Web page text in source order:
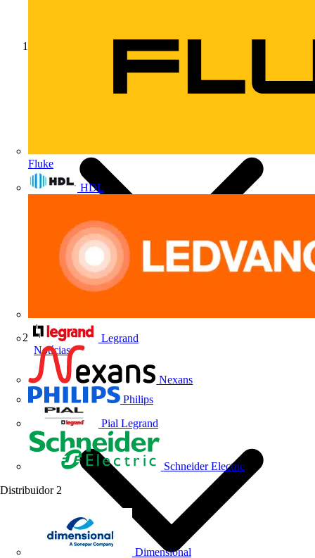
Fluke
HDL
Legrand
Nexans
Philips
Pial Legrand
Schneider Electric
Distribuidor 2
Dimensional
Notícias